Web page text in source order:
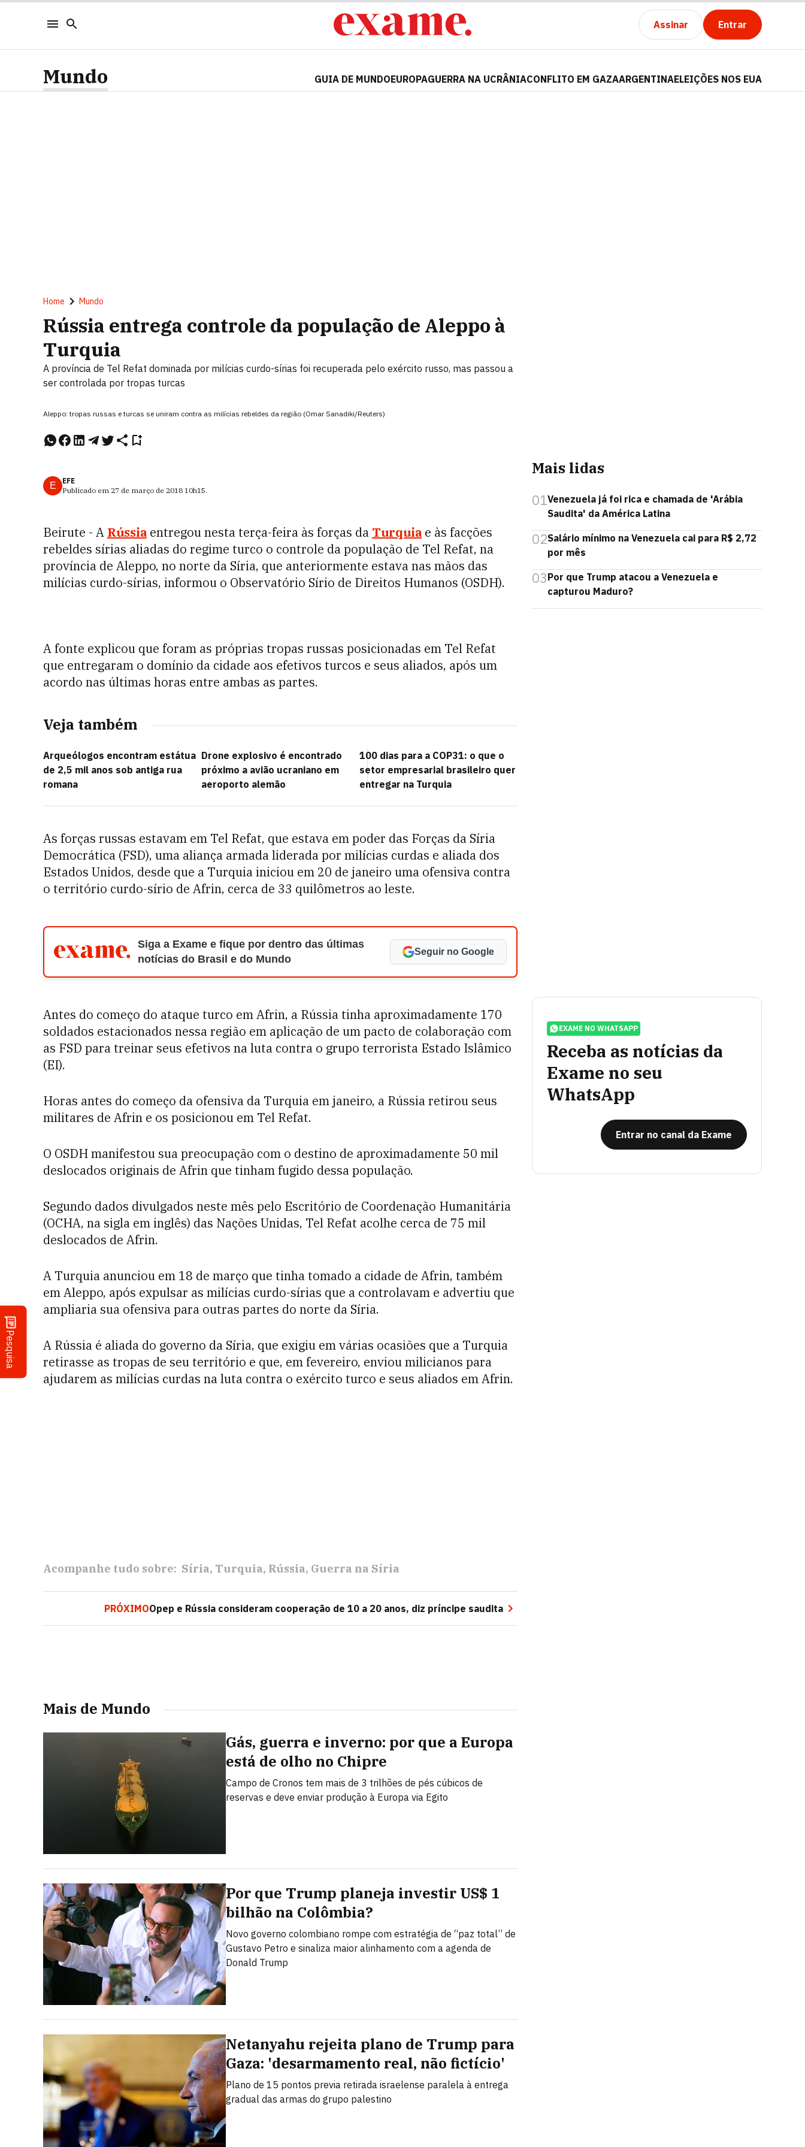
Assinar Entrar
Pesquisa
Mundo GUIA DE MUNDOEUROPAGUERRA NA UCRÂNIACONFLITO EM GAZAARGENTINAELEIÇÕES NOS EUA
Home Mundo
Rússia entrega controle da população de Aleppo à
Turquia
A província de Tel Refat dominada por milícias curdo-sírias foi recuperada pelo exército russo, mas passou a
ser controlada por tropas turcas
Aleppo: tropas russas e turcas se uniram contra as milícias rebeldes da região (Omar Sanadiki/Reuters)
E
EFE
Publicado em 27 de março de 2018 10h15.
Beirute - A Rússia entregou nesta terça-feira às forças da Turquia e às facções
rebeldes sírias aliadas do regime turco o controle da população de Tel Refat, na
província de Aleppo, no norte da Síria, que anteriormente estava nas mãos das
milícias curdo-sírias, informou o Observatório Sírio de Direitos Humanos (OSDH).
A fonte explicou que foram as próprias tropas russas posicionadas em Tel Refat
que entregaram o domínio da cidade aos efetivos turcos e seus aliados, após um
acordo nas últimas horas entre ambas as partes.
Veja também
Arqueólogos encontram estátua
de 2,5 mil anos sob antiga rua
romana
Drone explosivo é encontrado
próximo a avião ucraniano em
aeroporto alemão
100 dias para a COP31: o que o
setor empresarial brasileiro quer
entregar na Turquia
As forças russas estavam em Tel Refat, que estava em poder das Forças da Síria
Democrática (FSD), uma aliança armada liderada por milícias curdas e aliada dos
Estados Unidos, desde que a Turquia iniciou em 20 de janeiro uma ofensiva contra
o território curdo-sírio de Afrin, cerca de 33 quilômetros ao leste.
Siga a Exame e fique por dentro das últimas
notícias do Brasil e do Mundo
Seguir no Google
Antes do começo do ataque turco em Afrin, a Rússia tinha aproximadamente 170
soldados estacionados nessa região em aplicação de um pacto de colaboração com
as FSD para treinar seus efetivos na luta contra o grupo terrorista Estado Islâmico
(EI).
Horas antes do começo da ofensiva da Turquia em janeiro, a Rússia retirou seus
militares de Afrin e os posicionou em Tel Refat.
O OSDH manifestou sua preocupação com o destino de aproximadamente 50 mil
deslocados originais de Afrin que tinham fugido dessa população.
Segundo dados divulgados neste mês pelo Escritório de Coordenação Humanitária
(OCHA, na sigla em inglês) das Nações Unidas, Tel Refat acolhe cerca de 75 mil
deslocados de Afrin.
A Turquia anunciou em 18 de março que tinha tomado a cidade de Afrin, também
em Aleppo, após expulsar as milícias curdo-sírias que a controlavam e advertiu que
ampliaria sua ofensiva para outras partes do norte da Síria.
A Rússia é aliada do governo da Síria, que exigiu em várias ocasiões que a Turquia
retirasse as tropas de seu território e que, em fevereiro, enviou milicianos para
ajudarem as milícias curdas na luta contra o exército turco e seus aliados em Afrin.
Acompanhe tudo sobre: Síria Turquia Rússia Guerra na Síria
PRÓXIMOOpep e Rússia consideram cooperação de 10 a 20 anos, diz príncipe saudita
Mais de Mundo
Gás, guerra e inverno: por que a Europa
está de olho no Chipre
Campo de Cronos tem mais de 3 trilhões de pés cúbicos de
reservas e deve enviar produção à Europa via Egito
Por que Trump planeja investir US$ 1
bilhão na Colômbia?
Novo governo colombiano rompe com estratégia de “paz total” de
Gustavo Petro e sinaliza maior alinhamento com a agenda de
Donald Trump
Netanyahu rejeita plano de Trump para
Gaza: 'desarmamento real, não fictício'
Plano de 15 pontos previa retirada israelense paralela à entrega
gradual das armas do grupo palestino
Mais lidas
01Venezuela já foi rica e chamada de 'Arábia
Saudita' da América Latina
02Salário mínimo na Venezuela cai para R$ 2,72
por mês
03Por que Trump atacou a Venezuela e
capturou Maduro?
EXAME NO WHATSAPP
Receba as notícias da
Exame no seu
WhatsApp
Entrar no canal da Exame